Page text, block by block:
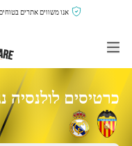
אנו משווים אתרים
כרטיסים לולנסיה